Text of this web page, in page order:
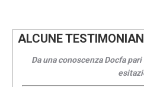
ALCUNE
Da una conoscenza Docfa